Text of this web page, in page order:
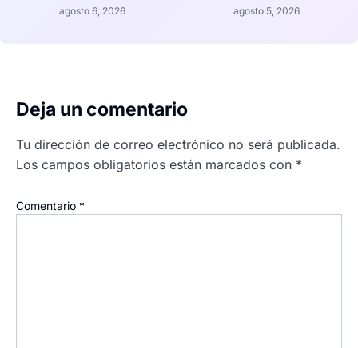
agosto 6, 2026 agosto 5, 2026
Deja un comentario
Tu dirección de correo electrónico no será publicada.
Los campos obligatorios están marcados con *
Comentario *